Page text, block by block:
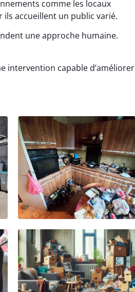
comme les locaux
accueillent un public varié.
une approche humaine.
intervention capable d’améliorer